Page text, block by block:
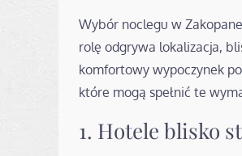
Wybór noclegu w
rolę odgrywa lokalizacja,
komfortowy wypoczynek
które mogą spełnić te
1. Hotele blisko